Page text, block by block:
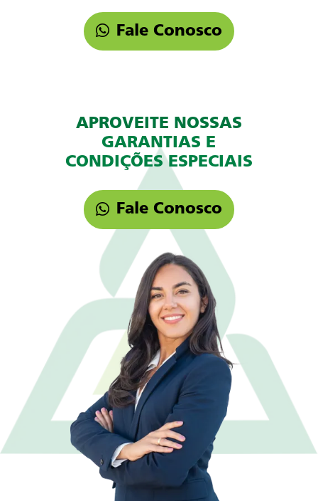
Fale Conosco
APROVEITE NOSSAS
GARANTIAS E
CONDIÇÕES ESPECIAIS
Fale Conosco